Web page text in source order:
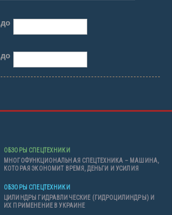
до
до
ОБЗОРЫ СПЕЦТЕХНИКИ
МНОГОФУНКЦИОНАЛЬНАЯ СПЕЦТЕХНИКА – МАШИНА,
КОТОРАЯ ЭКОНОМИТ ВРЕМЯ, ДЕНЬГИ И УСИЛИЯ
ОБЗОРЫ СПЕЦТЕХНИКИ
ЦИЛИНДРЫ ГИДРАВЛИЧЕСКИЕ (ГИДРОЦИЛИНДРЫ) И
ИХ ПРИМЕНЕНИЕ В УКРАИНЕ